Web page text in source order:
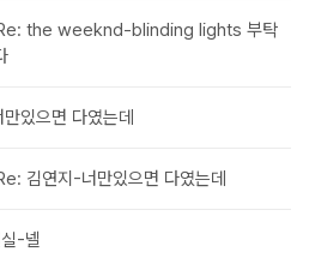
the weeknd-blinding lights 부탁
있으면 다였는데
김연지-너만있으면 다였는데
-넬